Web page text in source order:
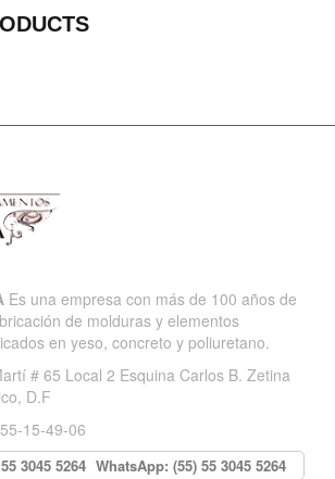
Es una empresa con más de 100 años de
de molduras y elementos
en yeso, concreto y poliuretano.
# 65 Local 2 Esquina Carlos B. Zetina
D.F
15-49-06
WhatsApp: (55) 55 3045 5264